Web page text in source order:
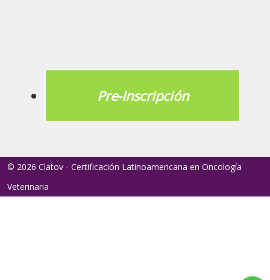
Pre-Inscripción
© 2026 Clatov - Certificación Latinoamericana en Oncología
Veterinaria